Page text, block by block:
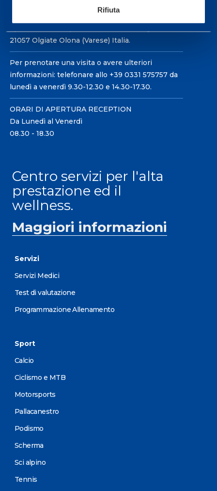
Rifiuta
21057 Olgiate Olona (Varese) Italia.
Per prenotare una visita o avere ulteriori
informazioni: telefonare allo +39 0331 575757 da
lunedì a venerdì 9.30-12.30 e 14.30-17.30.
ORARI DI APERTURA RECEPTION
Da Lunedì al Venerdì
08.30 - 18.30
Centro servizi per l'alta
prestazione ed il
wellness.
Maggiori informazioni
Servizi
Servizi Medici
Test di valutazione
Programmazione Allenamento
Sport
Calcio
Ciclismo e MTB
Motorsports
Pallacanestro
Podismo
Scherma
Sci alpino
Tennis